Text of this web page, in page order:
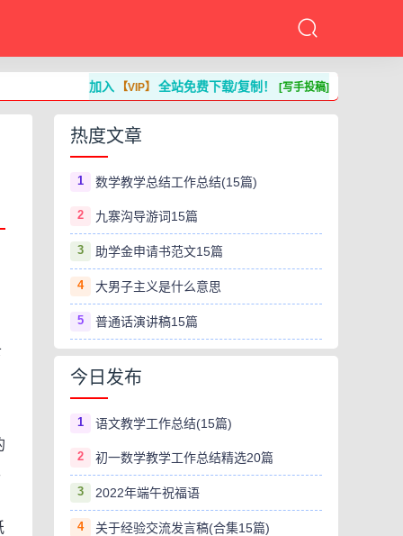
加入【VIP】 全站免费下载/复制！ [写手投稿]
热度文章
1 数学教学总结工作总结(15篇)
2 九寨沟导游词15篇
3 助学金申请书范文15篇
4 大男子主义是什么意思
5 普通话演讲稿15篇
今日发布
1 语文教学工作总结(15篇)
2 初一数学教学工作总结精选20篇
3 2022年端午祝福语
4 关于经验交流发言稿(合集15篇)